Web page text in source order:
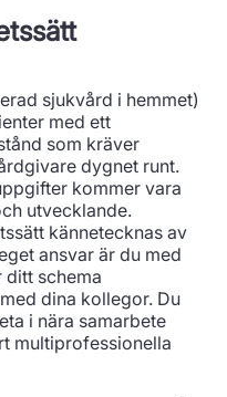
sjukvård i hemmet)
med ett
som kräver
dygnet runt.
kommer vara
utvecklande.
kännetecknas av
ansvar är du med
ditt schema
dina kollegor. Du
i nära samarbete
multiprofessionella